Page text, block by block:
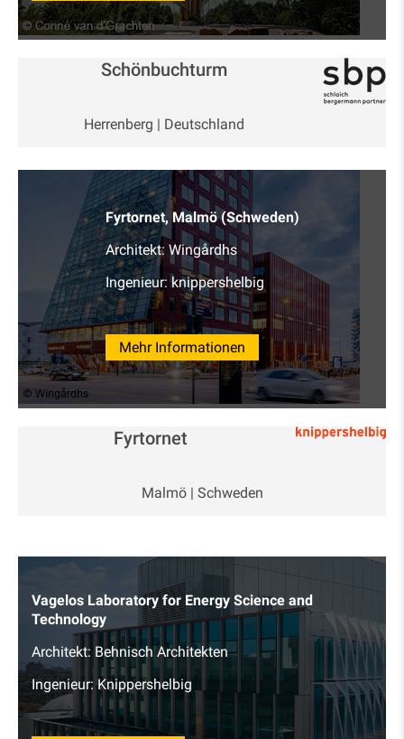
Schönbuchturm
Herrenberg | Deutschland
Fyrtornet, Malmö (Schweden)
Architekt: Wingårdhs
Ingenieur: knippershelbig
Mehr Informationen
Fyrtornet
Malmö | Schweden
Vagelos Laboratory for Energy Science and
Technology
Architekt: Behnisch Architekten
Ingenieur: Knippershelbig